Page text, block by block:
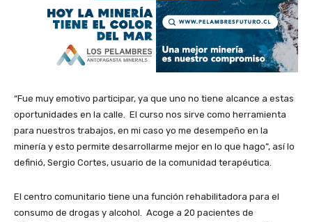
“Fue muy emotivo participar, ya que uno no tiene alcance a estas
oportunidades en la calle. El curso nos sirve como herramienta
para nuestros trabajos, en mi caso yo me desempeño en la
minería y esto permite desarrollarme mejor en lo que hago”, así lo
definió, Sergio Cortes, usuario de la comunidad terapéutica.
El centro comunitario tiene una función rehabilitadora para el
consumo de drogas y alcohol. Acoge a 20 pacientes de